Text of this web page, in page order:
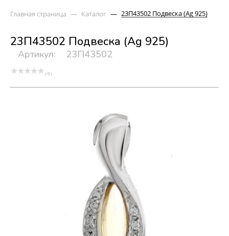
Главная страница — Каталог — 23П43502 Подвеска (Ag 925)
23П43502 Подвеска (Ag 925)
Артикул: 23П43502
( 0 )